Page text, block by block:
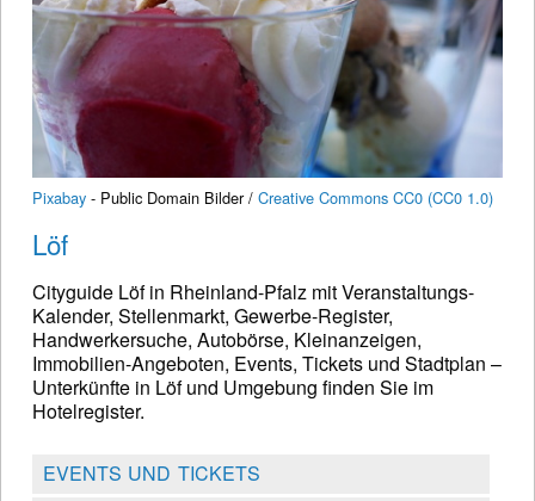
Pixabay - Public Domain Bilder / Creative Commons CC0 (CC0 1.0)
Löf
Cityguide Löf in Rheinland-Pfalz mit Veranstaltungs-
Kalender, Stellenmarkt, Gewerbe-Register,
Handwerkersuche, Autobörse, Kleinanzeigen,
Immobilien-Angeboten, Events, Tickets und Stadtplan –
Unterkünfte in Löf und Umgebung finden Sie im
Hotelregister.
EVENTS UND TICKETS